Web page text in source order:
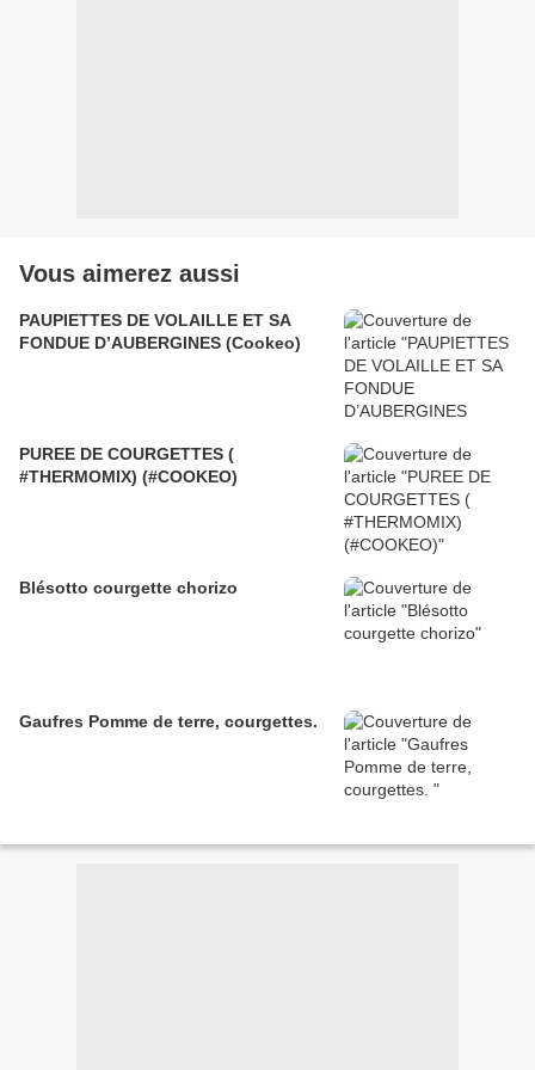
Vous aimerez aussi
PAUPIETTES DE VOLAILLE ET SA
FONDUE D’AUBERGINES (Cookeo)
PUREE DE COURGETTES (
#THERMOMIX) (#COOKEO)
Blésotto courgette chorizo
Gaufres Pomme de terre, courgettes.